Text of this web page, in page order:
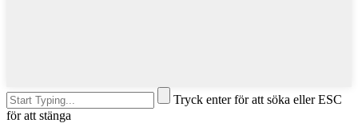
Tryck enter för att söka eller ESC
för att stänga